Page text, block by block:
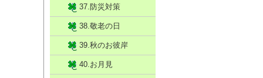
37.防災対策
38.敬老の日
39.秋のお彼岸
40.お月見